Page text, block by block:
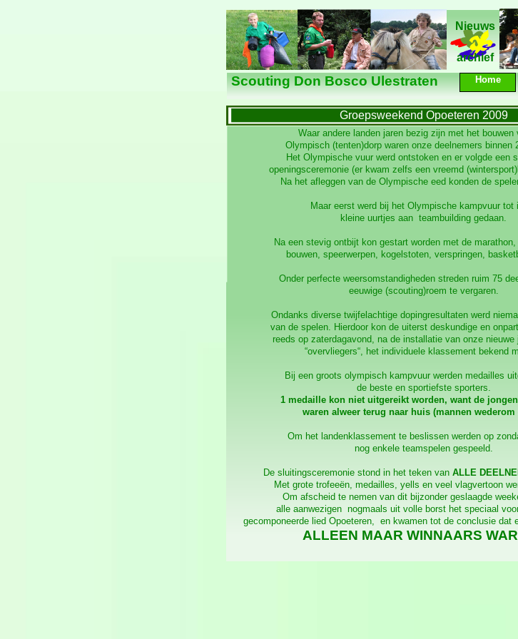
Nieuws Nieuws
archief
Scouting Don Bosco Ulestraten Home
Waar andere landen jaren bezig zijn met het bouwen
Olympisch (tenten)dorp waren onze deelnemers binnen
Het Olympische vuur werd ontstoken en er volgde een
openingsceremonie (er kwam zelfs een vreemd
Na het afleggen van de Olympische eed konden de
Maar eerst werd bij het Olympische kampvuur tot
kleine uurtjes aan teambuilding gedaan.
Na een stevig ontbijt kon gestart worden met de
bouwen, speerwerpen, kogelstoten, verspringen,
Onder perfecte weersomstandigheden streden ruim 75
eeuwige (scouting)roem te vergaren.
Ondanks diverse twijfelachtige dopingresultaten werd
van de spelen. Hierdoor kon de uiterst deskundige en
reeds op zaterdagavond, na de installatie van onze nieuwe
“overvliegers“, het individuele klassement bekend
Bij een groots olympisch kampvuur werden medailles
de beste en sportiefste sporters.
1 medaille kon niet uitgereikt worden, want de
waren alweer terug naar huis (mannen wederom
Om het landenklassement te beslissen werden op
nog enkele teamspelen gespeeld.
De sluitingsceremonie stond in het teken van ALLE
Met grote trofeeën, medailles, yells en veel vlagvertoon
Om afscheid te nemen van dit bijzonder geslaagde
alle aanwezigen nogmaals uit volle borst het speciaal
gecomponeerde lied Opoeteren, en kwamen tot de conclusie dat
ALLEEN MAAR WINNAARS
Groepsweekend Opoeteren 2009